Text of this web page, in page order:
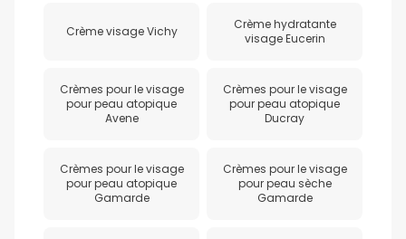
Crème visage Vichy
Crème hydratante
visage Eucerin
Crèmes pour le visage
pour peau atopique
Avene
Crèmes pour le visage
pour peau atopique
Ducray
Crèmes pour le visage
pour peau atopique
Gamarde
Crèmes pour le visage
pour peau sèche
Gamarde